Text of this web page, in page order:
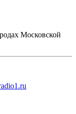
Московской